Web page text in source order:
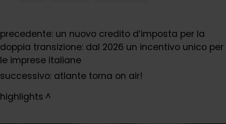
precedente: un nuovo credito d’imposta per la
doppia transizione: dal 2026 un incentivo unico per
le imprese italiane
successivo: atlante torna on air!
highlights